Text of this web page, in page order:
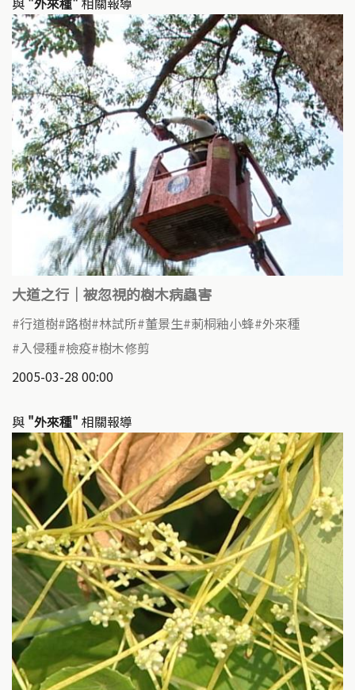
大道之行｜被忽視的樹木病蟲害
行道樹 路樹 林試所 董景生 莿桐釉小蜂 外來種
入侵種 檢疫 樹木修剪
2005-03-28 00:00
與 "外來種" 相關報導